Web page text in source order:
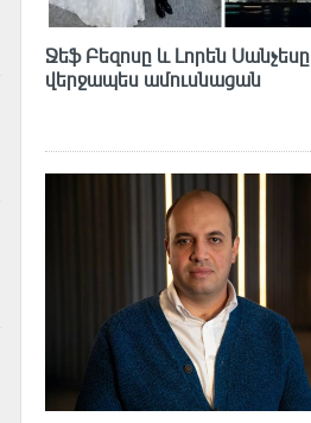
Ջեֆ Բեզոսը և Լորեն Սանչեսը
վերջապես ամուսնացան